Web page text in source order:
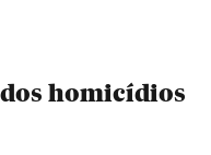
homicídios